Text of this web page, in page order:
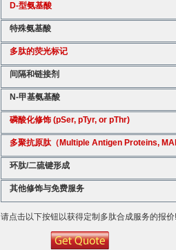
D-型氨基酸
特殊氨基酸
多肽的荧光标记
间隔和链接剂
N-甲基氨基酸
磷酸化修饰 (pSer, pTyr, or pThr)
多聚抗原肽（Multiple Antigen Proteins,
环肽/二硫键形成
其他修饰与免费服务
请点击以下按钮以获得定制多肽合成服务的报价!